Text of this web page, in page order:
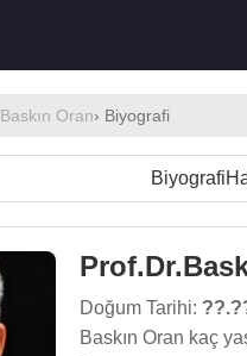
Baskın Oran› Biyografi
Biyografi
Doğum Tarihi:
Baskın Oran kaç